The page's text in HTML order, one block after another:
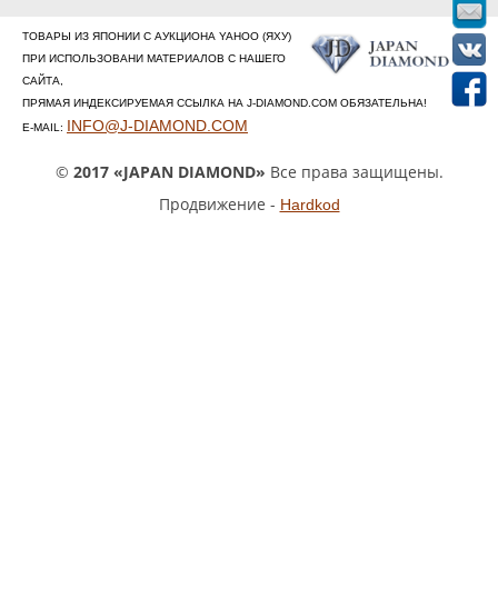
ТОВАРЫ ИЗ ЯПОНИИ С АУКЦИОНА YAHOO (ЯХУ)
ПРИ ИСПОЛЬЗОВАНИ МАТЕРИАЛОВ С НАШЕГО
САЙТА,
ПРЯМАЯ ИНДЕКСИРУЕМАЯ ССЫЛКА НА J-DIAMOND.COM ОБЯЗАТЕЛЬНА!
E-MAIL: INFO@J-DIAMOND.COM
© 2017 «JAPAN DIAMOND» Все права защищены.
Продвижение - Hardkod